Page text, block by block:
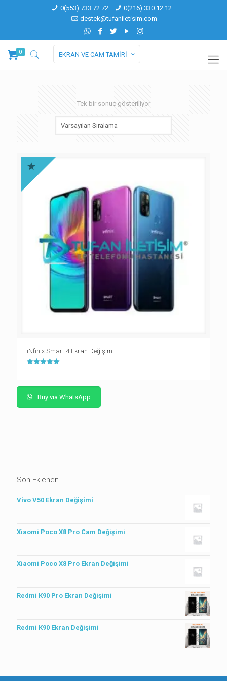
0(553) 733 72 72
0(216) 330 12 12
destek@tufaniletisim.com
0 EKRAN VE CAM TAMİRİ
Tek bir sonuç gösteriliyor
iNfinix Smart 4 Ekran Değişimi
Buy via WhatsApp
Son Eklenen
Vivo V50 Ekran Değişimi
Xiaomi Poco X8 Pro Cam Değişimi
Xiaomi Poco X8 Pro Ekran Değişimi
Redmi K90 Pro Ekran Değişimi
Redmi K90 Ekran Değişimi